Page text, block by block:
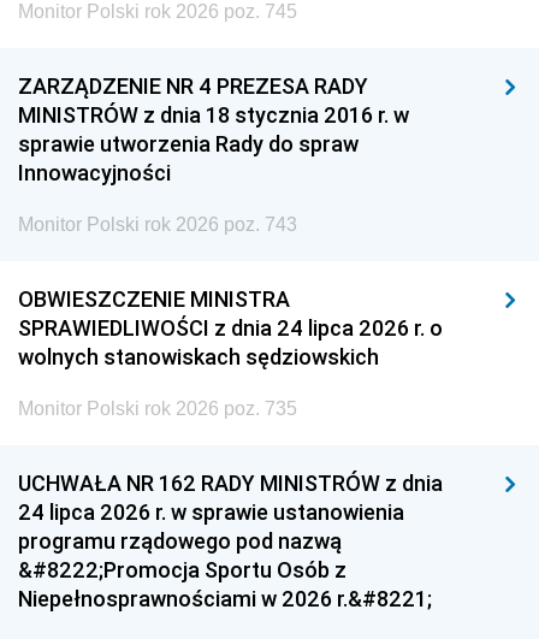
Monitor Polski rok 2026 poz. 745
ZARZĄDZENIE NR 4 PREZESA RADY
MINISTRÓW z dnia 18 stycznia 2016 r. w
sprawie utworzenia Rady do spraw
Innowacyjności
Monitor Polski rok 2026 poz. 743
OBWIESZCZENIE MINISTRA
SPRAWIEDLIWOŚCI z dnia 24 lipca 2026 r. o
wolnych stanowiskach sędziowskich
Monitor Polski rok 2026 poz. 735
UCHWAŁA NR 162 RADY MINISTRÓW z dnia
24 lipca 2026 r. w sprawie ustanowienia
programu rządowego pod nazwą
&#8222;Promocja Sportu Osób z
Niepełnosprawnościami w 2026 r.&#8221;